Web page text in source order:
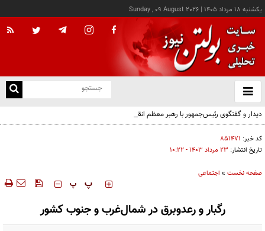
يکشنبه ۱۸ مرداد ۱۴۰۵ |
Sunday , 09 August 2026
باز
و
دیدار و گفتگوی رئیس‌جمهور با رهبر معظم انقلاب درباره مسائل اقتصادی و نظامی کشور
کد خبر: ۸۵۱۴۷۱
تاریخ انتشار: ۲۳ مرداد ۱۴۰۳ - ۱۰:۲۲
صفحه نخست » اجتماعی
‍‍‍ پ پ
رگبار و رعدوبرق در شمال‌غرب و جنوب کشور